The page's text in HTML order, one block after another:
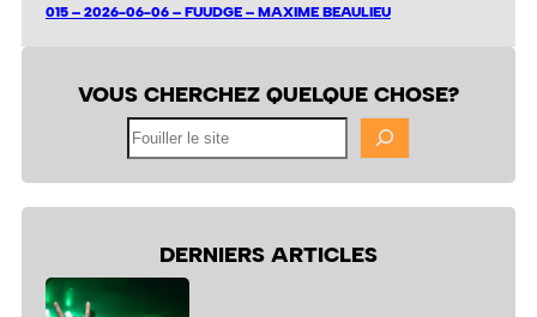
015 – 2026-06-06 – FUUDGE – MAXIME BEAULIEU
VOUS CHERCHEZ QUELQUE CHOSE?
DERNIERS ARTICLES